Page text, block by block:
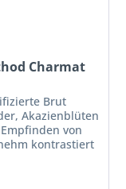
Charmat
Brut
Akazienblüten
von
kontrastiert